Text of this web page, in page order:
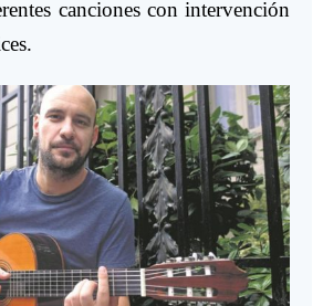
canciones con intervención